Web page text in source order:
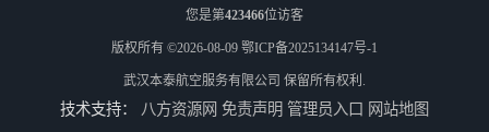
您是第423466位访客
版权所有 ©2026-08-09 鄂ICP备2025134147号-1
武汉本泰航空服务有限公司 保留所有权利.
技术支持： 八方资源网 免责声明 管理员入口 网站地图